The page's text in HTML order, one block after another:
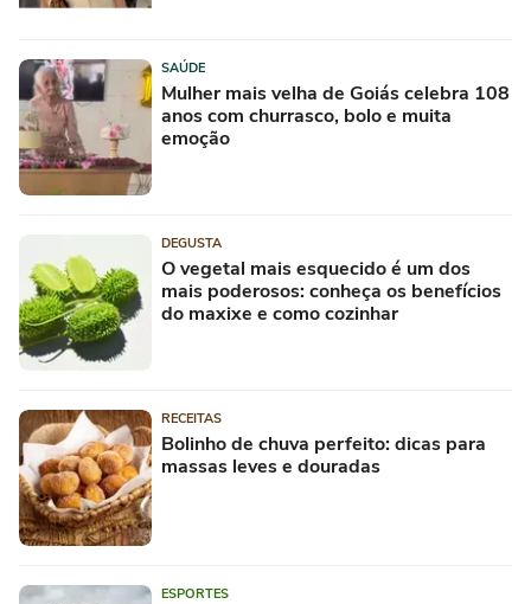
SAÚDE
Mulher mais velha de Goiás celebra 108
anos com churrasco, bolo e muita
emoção
DEGUSTA
O vegetal mais esquecido é um dos
mais poderosos: conheça os benefícios
do maxixe e como cozinhar
RECEITAS
Bolinho de chuva perfeito: dicas para
massas leves e douradas
ESPORTES